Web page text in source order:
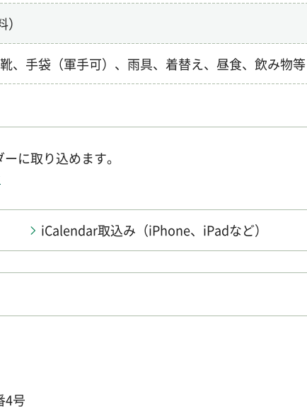
、手袋（軍手可）、雨具、着替え、昼食、飲み物等
に取り込めます。
iCalendar取込み （iPhone、iPadなど）
4号